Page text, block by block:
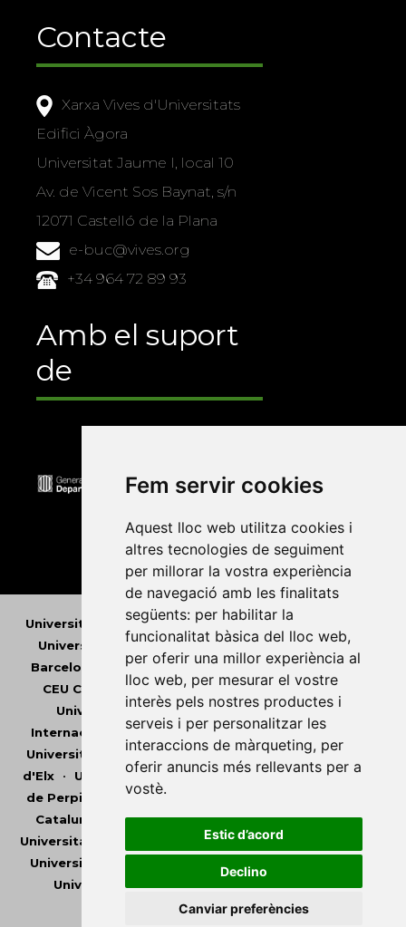
Fem servir cookies
Aquest lloc web utilitza cookies i
altres tecnologies de seguiment
per millorar la vostra experiència
de navegació amb les finalitats
següents: per habilitar la
funcionalitat bàsica del lloc web,
per oferir una millor experiència al
lloc web, per mesurar el vostre
interès pels nostres productes i
serveis i per personalitzar les
interaccions de màrqueting, per
oferir anuncis més rellevants per a
vostè.
Estic d’acord
Declino
Canviar preferències
Contacte
Xarxa Vives d'Universitats
Edifici Àgora
Universitat Jaume I, local 10
Av. de Vicent Sos Baynat, s/n
12071 Castelló de la Plana
e-buc@vives.org
+34 964 72 89 93
Amb el suport
de
Universitat Abat Oliba CEU•Universitat d'Alacant
Universitat d'Andorra•Universitat Autònoma de
Barcelona
Universitat de Barcelona• Universitat
CEU Cardenal Herrera•Universitat de Girona
Universitat de les Illes Balears• Universitat
Internacional de Catalunya •Universitat Jaume I
Universitat de Lleida•Universitat Miguel Hernández
d'Elx• Universitat Oberta de Catalunya •Universitat
de Perpinyà Via Domitia
Catalunya
Universitat Politècnica de València•
Universitat Pompeu Fabra
•Universitat Ramon Llull
Universitat Rovira i Virgili
Universitat de València
Universitat Central de Catalunya